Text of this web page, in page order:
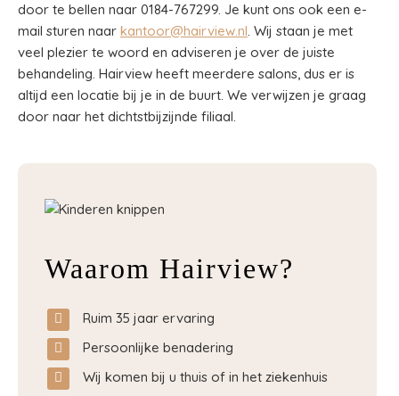
door te bellen naar 0184-767299. Je kunt ons ook een e-
mail sturen naar kantoor@hairview.nl. Wij staan je met
veel plezier te woord en adviseren je over de juiste
behandeling. Hairview heeft meerdere salons, dus er is
altijd een locatie bij je in de buurt. We verwijzen je graag
door naar het dichtstbijzijnde filiaal.
Waarom Hairview?
Ruim 35 jaar ervaring
Persoonlijke benadering
Wij komen bij u thuis of in het ziekenhuis